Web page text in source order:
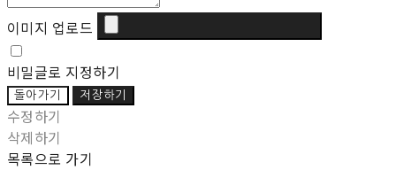
이미지 업로드
비밀글로 지정하기
돌아가기 저장하기
수정하기
삭제하기
목록으로 가기